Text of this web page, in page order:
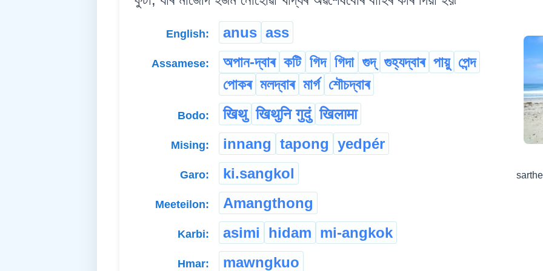
sarthe
English: anus ass
Assamese: অপান-দ্বাৰ কটি গিদ গিদা গুদ্ গুহ্যদ্বাৰ পায়ু পেন্দ
পোকৰ মলদ্বাৰ মাৰ্গ শৌচদ্বাৰ
Bodo: खिथु खिथुनि गुदुं खिलामा
Mising: innang tapong yedpér
Garo: ki.sangkol
Meeteilon: Amangthong
Karbi: asimi hidam mi-angkok
Hmar: mawngkuo